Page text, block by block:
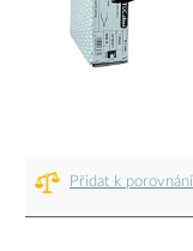
Přidat k porovnání